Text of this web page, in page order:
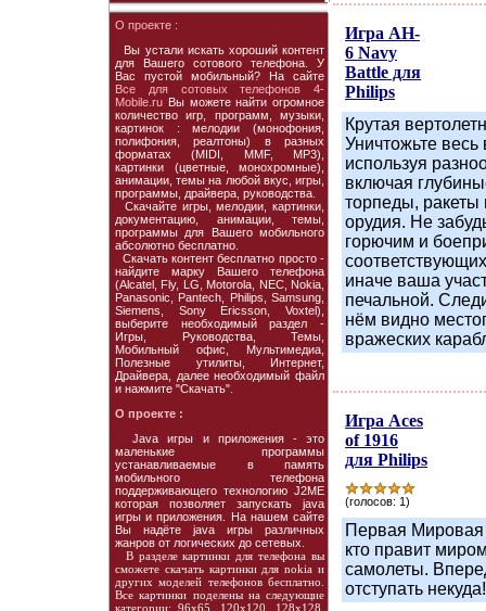
О проекте :
Вы устали искать хороший контент
для Вашего сотового телефона. У
Вас пустой мобильный? На сайте
Все для сотовых телефонов 4-
Mobile.ru Вы можете найти огромное
количество игр, программ, музыки,
картинок : мелодии (монофония,
полифония, реалтоны) в разных
форматах (MIDI, MMF, MP3),
картинки (цветные, монохромные),
анимации, темы на любой вкус, игры,
программы, драйвера, руководства.
Скачайте игры, мелодии, картинки,
документацию, анимации, темы,
программы для Вашего мобильного
абсолютно бесплатно.
Скачать контент бесплатно просто -
найдите марку Вашего телефона
(Alcatel, Fly, LG, Motorola, NEC, Nokia,
Panasonic, Pantech, Philips, Samsung,
Siemens, Sony Ericsson, Voxtel),
выберите необходимый раздел -
Игры, Руководства, Темы,
Мобильный офис, Мультимедиа,
Полезные утилиты, Интернет,
Драйвера, далее необходимый файл
и нажмите "Скачать".
О проекте :
Java игры и приложения - это
маленькие программы
устанавливаемые в память
мобильного телефона
поддерживающего технологию J2ME
которая позволяет запускать java
игры и приложения. На нашем сайте
Вы надёте java игры различных
жанров от логических до сетевых.
В разделе картинки для телефона вы
сможете скачать картинки для nokia и
других моделей телефонов бесплатно.
Все картинки поделены на следующие
категории: 96х65, 120х120, 128х128,
Игра AH-
6 Navy
Battle для
Philips
Крутая
Уничтожьте
используя
включая
торпеды, ракеты
орудия. Не
горючим и
иначе ваша
печальной.
нём видно
вражеских
Игра Aces
of 1916
для Philips
(голосов: 1)
Первая Мировая
кто правит
самолеты.
отступать некуда!